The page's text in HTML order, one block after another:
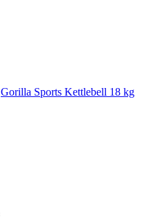
Gorilla Sports Kettlebell 18 kg